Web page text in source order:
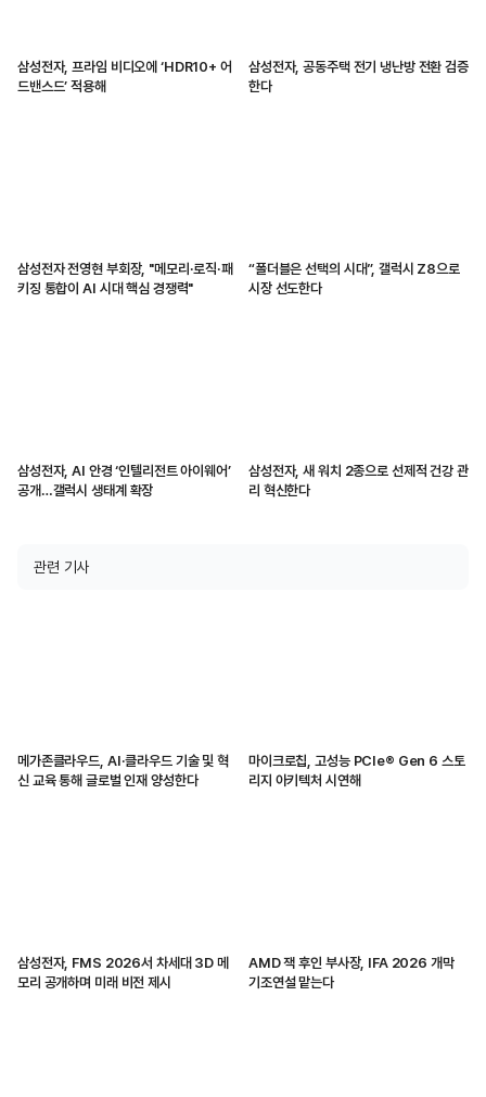
삼성전자, 프라임 비디오에 ‘HDR10+ 어
드밴스드’ 적용해
삼성전자, 공동주택 전기 냉난방 전환 검증
한다
삼성전자 전영현 부회장, "메모리·로직·패
키징 통합이 AI 시대 핵심 경쟁력"
“폴더블은 선택의 시대”, 갤럭시 Z8으로
시장 선도한다
삼성전자, AI 안경 ‘인텔리전트 아이웨어’
공개…갤럭시 생태계 확장
삼성전자, 새 워치 2종으로 선제적 건강 관
리 혁신한다
관련 기사
메가존클라우드, AI·클라우드 기술 및 혁
신 교육 통해 글로벌 인재 양성한다
마이크로칩, 고성능 PCIe® Gen 6 스토
리지 아키텍처 시연해
삼성전자, FMS 2026서 차세대 3D 메
모리 공개하며 미래 비전 제시
AMD 잭 후인 부사장, IFA 2026 개막
기조연설 맡는다